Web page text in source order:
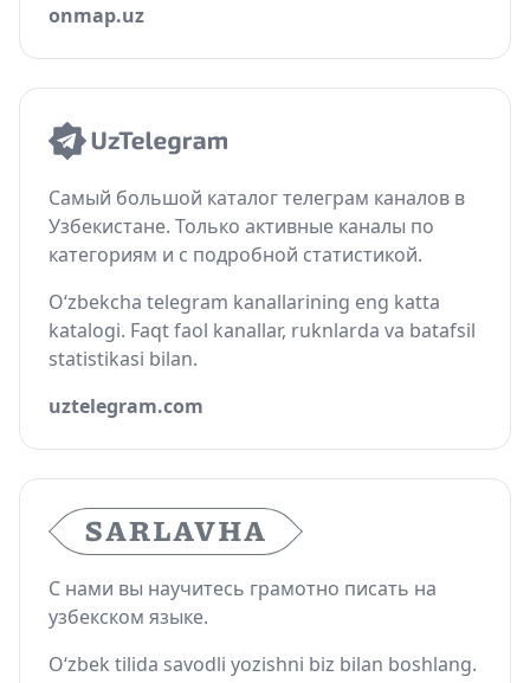
onmap.uz
Самый большой каталог телеграм каналов в
Узбекистане. Только активные каналы по
категориям и с подробной статистикой.
O‘zbekcha telegram kanallarining eng katta
katalogi. Faqt faol kanallar, ruknlarda va batafsil
statistikasi bilan.
uztelegram.com
С нами вы научитесь грамотно писать на
узбекском языке.
O‘zbek tilida savodli yozishni biz bilan boshlang.